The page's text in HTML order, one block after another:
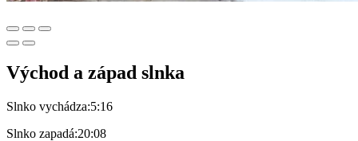
Východ a západ slnka
Slnko vychádza:5:16
Slnko zapadá:20:08